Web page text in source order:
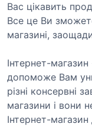
Вас цікавить
Все це Ви
магазині,
Інтернет-
допоможе Вам
різні консервні
магазини і вони
Інтернет-магазин